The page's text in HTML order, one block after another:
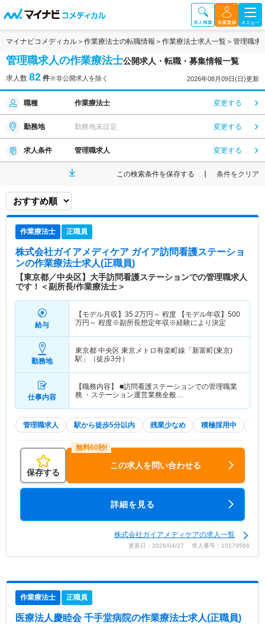
マイナビコメディカル 作業療法士の転職情報 作業療法士求人一覧 管理職求
管理職求人の作業療法士公開求人・転職・募集情報一覧
求人数 82 件※非公開求人を除く 2026年08月09日(日)更新
職種 作業療法士 変更する
勤務地 勤務地未設定 変更する
求人条件 管理職求人 変更する
この検索条件を保存する 条件をクリア
作業療法士 正職員
株式会社ガイアメディケア ガイア訪問看護ステーショ
ンの作業療法士求人(正職員)
【東京都／中央区】大手訪問看護ステーションでの管理職求人
です！＜副所長/作業療法士＞
給与
【モデル月収】 35.2万円～ 程度 【モデル年収】 500
万円～ 程度※副所長想定年収※経験により決定
勤務地
東京都 中央区 東京メトロ有楽町線「新富町(東京)
駅」（徒歩3分）
仕事内容
【職務内容】 ■訪問看護ステーションでの管理職業
務 ・ステーション運営業務全般…
管理職求人 駅から徒歩5分以内 残業少なめ 積極採用中
保存する
この求人を問い合わせる
詳細を見る
株式会社ガイアメディケアの求人一覧
更新日：2026/04/27 求人番号：10179566
作業療法士 正職員
医療法人慶睦会 千手堂病院の作業療法士求人(正職員)